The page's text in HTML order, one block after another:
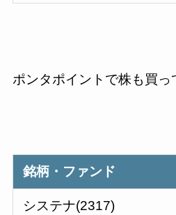
ポンタポイントで株も買っ
銘柄・ファンド
システナ(2317)